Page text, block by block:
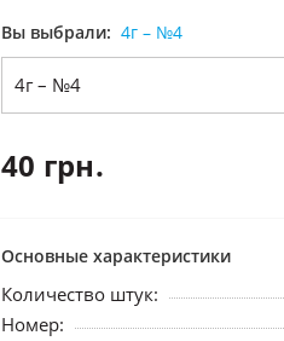
Вы выбрали: 4г – №4
4г – №4
40 грн.
Основные характеристики
Количество штук:
Номер: